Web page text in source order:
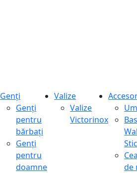
Genți
Genți
pentru
bărbați
Genți
pentru
doamne
Valize
Valize
Victorinox
de